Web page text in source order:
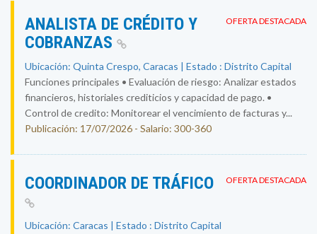
OFERTA DESTACADA
ANALISTA DE CRÉDITO Y
COBRANZAS
Ubicación: Quinta Crespo, Caracas | Estado : Distrito Capital
Funciones principales • Evaluación de riesgo: Analizar estados
financieros, historiales crediticios y capacidad de pago. •
Control de credito: Monitorear el vencimiento de facturas y...
Publicación: 17/07/2026 - Salario: 300-360
OFERTA DESTACADA
COORDINADOR DE TRÁFICO
Ubicación: Caracas | Estado : Distrito Capital